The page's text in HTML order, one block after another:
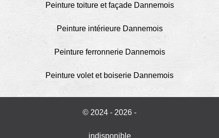
Peinture toiture et façade Dannemois
Peinture intérieure Dannemois
Peinture ferronnerie Dannemois
Peinture volet et boiserie Dannemois
© 2024 - 2026 -
indisponible